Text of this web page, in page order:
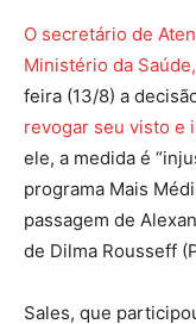
O secretário de
Ministério da
feira (13/8) a
revogar seu visto e
ele, a medida é
programa Mais
passagem de
de Dilma Rousseff
Sales, que